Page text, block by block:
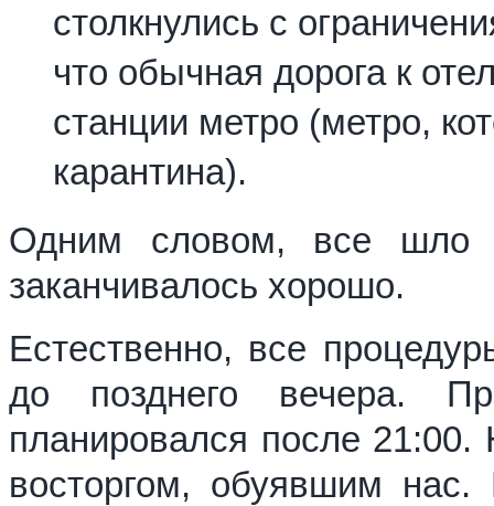
столкнулись с
что обычная дорога к
станции метро (метро,
карантина).
Одним словом, все шло
заканчивалось хорошо.
Естественно, все
до позднего вечера.
планировался после
восторгом, обуявшим